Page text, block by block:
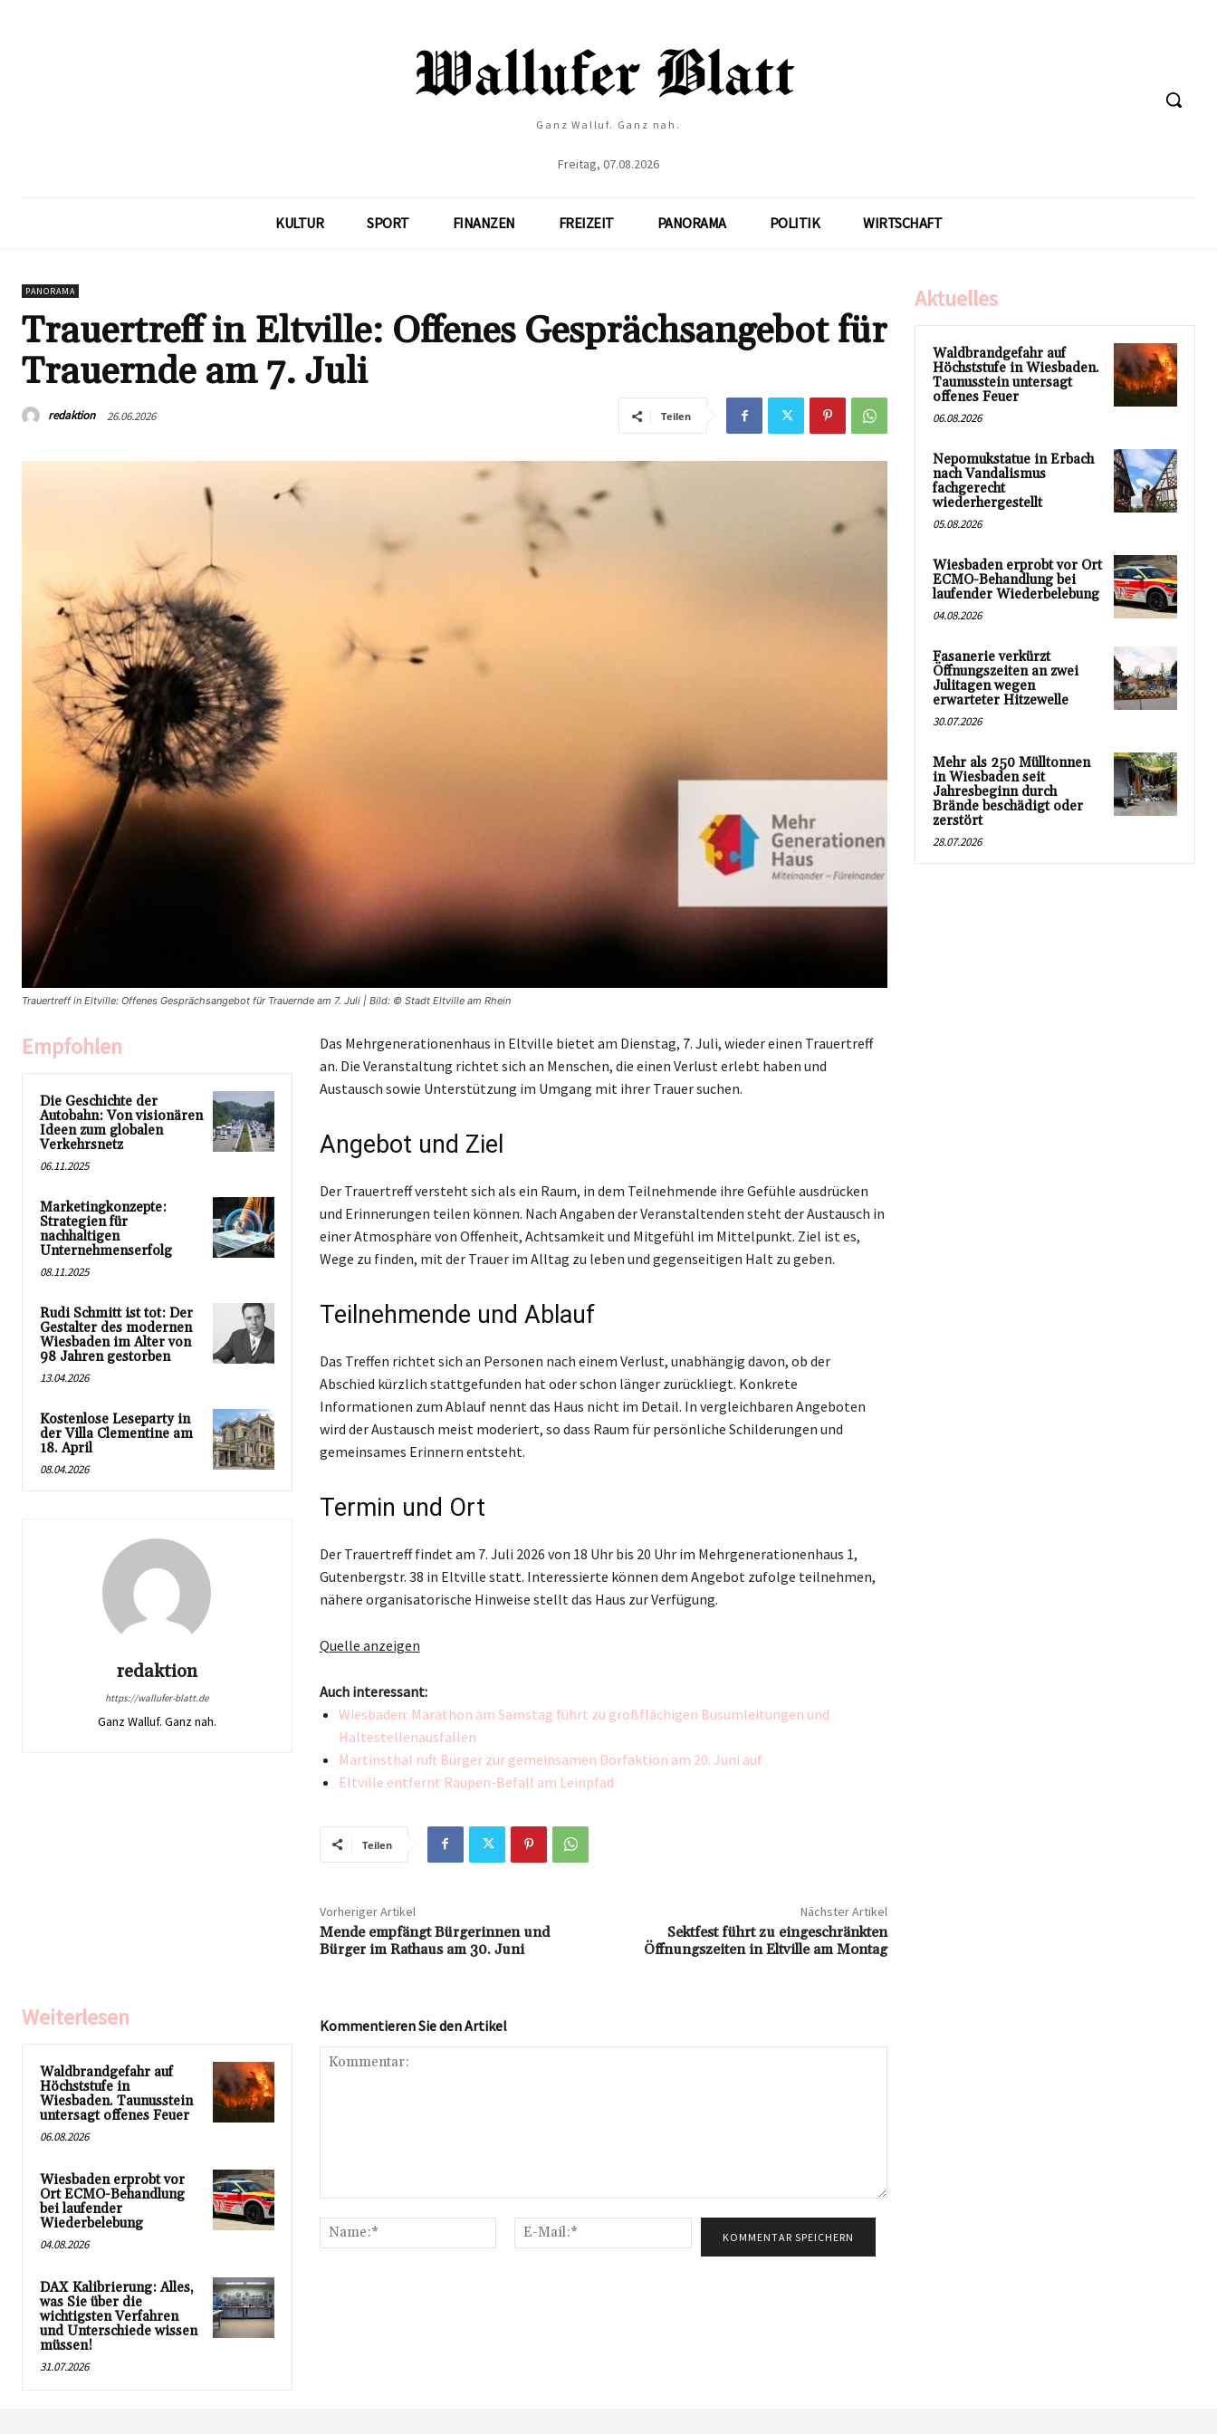
Ganz Walluf. Ganz nah.
Freitag, 07.08.2026
KULTUR SPORT FINANZEN FREIZEIT PANORAMA POLITIK WIRTSCHAFT
PANORAMA
Trauertreff in Eltville: Offenes Gesprächsangebot für
Trauernde am 7. Juli
redaktion 26.06.2026 Teilen
Trauertreff in Eltville: Offenes Gesprächsangebot für Trauernde am 7. Juli | Bild: © Stadt Eltville am Rhein
Empfohlen
Die Geschichte der
Autobahn: Von visionären
Ideen zum globalen
Verkehrsnetz
06.11.2025
Marketingkonzepte:
Strategien für
nachhaltigen
Unternehmenserfolg
08.11.2025
Rudi Schmitt ist tot: Der
Gestalter des modernen
Wiesbaden im Alter von
98 Jahren gestorben
13.04.2026
Kostenlose Leseparty in
der Villa Clementine am
18. April
08.04.2026
redaktion
https://wallufer-blatt.de
Ganz Walluf. Ganz nah.
Das Mehrgenerationenhaus in Eltville bietet am Dienstag, 7. Juli, wieder einen Trauertreff
an. Die Veranstaltung richtet sich an Menschen, die einen Verlust erlebt haben und
Austausch sowie Unterstützung im Umgang mit ihrer Trauer suchen.
Angebot und Ziel
Der Trauertreff versteht sich als ein Raum, in dem Teilnehmende ihre Gefühle ausdrücken
und Erinnerungen teilen können. Nach Angaben der Veranstaltenden steht der Austausch in
einer Atmosphäre von Offenheit, Achtsamkeit und Mitgefühl im Mittelpunkt. Ziel ist es,
Wege zu finden, mit der Trauer im Alltag zu leben und gegenseitigen Halt zu geben.
Teilnehmende und Ablauf
Das Treffen richtet sich an Personen nach einem Verlust, unabhängig davon, ob der
Abschied kürzlich stattgefunden hat oder schon länger zurückliegt. Konkrete
Informationen zum Ablauf nennt das Haus nicht im Detail. In vergleichbaren Angeboten
wird der Austausch meist moderiert, so dass Raum für persönliche Schilderungen und
gemeinsames Erinnern entsteht.
Termin und Ort
Der Trauertreff findet am 7. Juli 2026 von 18 Uhr bis 20 Uhr im Mehrgenerationenhaus 1,
Gutenbergstr. 38 in Eltville statt. Interessierte können dem Angebot zufolge teilnehmen,
nähere organisatorische Hinweise stellt das Haus zur Verfügung.
Quelle anzeigen
Auch interessant:
Wiesbaden: Marathon am Samstag führt zu großflächigen Busumleitungen und
Haltestellenausfällen
Martinsthal ruft Bürger zur gemeinsamen Dorfaktion am 20. Juni auf
Eltville entfernt Raupen-Befall am Leinpfad
Teilen
Vorheriger Artikel
Mende empfängt Bürgerinnen und
Bürger im Rathaus am 30. Juni
Nächster Artikel
Sektfest führt zu eingeschränkten
Öffnungszeiten in Eltville am Montag
Weiterlesen
Waldbrandgefahr auf
Höchststufe in
Wiesbaden. Taunusstein
untersagt offenes Feuer
06.08.2026
Wiesbaden erprobt vor
Ort ECMO-Behandlung
bei laufender
Wiederbelebung
04.08.2026
DAX Kalibrierung: Alles,
was Sie über die
wichtigsten Verfahren
und Unterschiede wissen
müssen!
31.07.2026
Kommentieren Sie den Artikel
Name:*
Mail:*
Aktuelles
Waldbrandgefahr auf
Höchststufe in Wiesbaden.
Taunusstein untersagt
offenes Feuer
06.08.2026
Nepomukstatue in Erbach
nach Vandalismus
fachgerecht
wiederhergestellt
05.08.2026
Wiesbaden erprobt vor Ort
ECMO-Behandlung bei
laufender Wiederbelebung
04.08.2026
Fasanerie verkürzt
Öffnungszeiten an zwei
Julitagen wegen
erwarteter Hitzewelle
30.07.2026
Mehr als 250 Mülltonnen
in Wiesbaden seit
Jahresbeginn durch
Brände beschädigt oder
zerstört
28.07.2026